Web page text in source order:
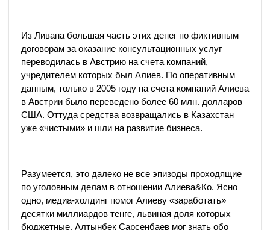
Из Ливана большая часть этих денег по фиктивным
договорам за оказание консультационных услуг
переводилась в Австрию на счета компаний,
учредителем которых был Алиев. По оперативным
данным, только в 2005 году на счета компаний Алиева
в Австрии было переведено более 60 млн. долларов
США. Оттуда средства возвращались в Казахстан
уже «чистыми» и шли на развитие бизнеса.
Разумеется, это далеко не все эпизоды проходящие
по уголовным делам в отношении Алиева&Ко. Ясно
одно, медиа-холдинг помог Алиеву «заработать»
десятки миллиардов тенге, львиная доля которых –
бюджетные. Алтынбек Сарсенбаев мог знать обо